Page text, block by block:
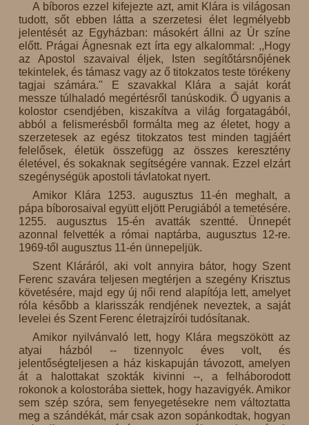
A bíboros ezzel kifejezte azt, amit Klára is világosan
tudott, sőt ebben látta a szerzetesi élet legmélyebb
jelentését az Egyházban: másokért állni az Úr színe
előtt. Prágai Ágnesnak ezt írta egy alkalommal: ,,Hogy
az Apostol szavaival éljek, Isten segítőtársnőjének
tekintelek, és támasz vagy az ő titokzatos teste törékeny
tagjai számára.'' E szavakkal Klára a saját korát
messze túlhaladó megértésről tanúskodik. Ő ugyanis a
kolostor csendjében, kiszakítva a világ forgatagából,
abból a felismerésből formálta meg az életet, hogy a
szerzetesek az egész titokzatos test minden tagjáért
felelősek, életük összefügg az összes keresztény
életével, és sokaknak segítségére vannak. Ezzel elzárt
szegénységük apostoli távlatokat nyert.
Amikor Klára 1253. augusztus 11-én meghalt, a
pápa bíborosaival együtt eljött Perugiából a temetésére.
1255. augusztus 15-én avatták szentté. Ünnepét
azonnal felvették a római naptárba, augusztus 12-re.
1969-től augusztus 11-én ünnepeljük.
Szent Kláráról, aki volt annyira bátor, hogy Szent
Ferenc szavára teljesen megtérjen a szegény Krisztus
követésére, majd egy új női rend alapítója lett, amelyet
róla később a klarisszák rendjének neveztek, a saját
levelei és Szent Ferenc életrajzírói tudósítanak.
Amikor nyilvánvaló lett, hogy Klára megszökött az
atyai házból -- tizennyolc éves volt, és
jelentőségteljesen a ház kiskapuján távozott, amelyen
át a halottakat szokták kivinni --, a felháborodott
rokonok a kolostorába siettek, hogy hazavigyék. Amikor
sem szép szóra, sem fenyegetésekre nem változtatta
meg a szándékát, már csak azon sopánkodtak, hogyan